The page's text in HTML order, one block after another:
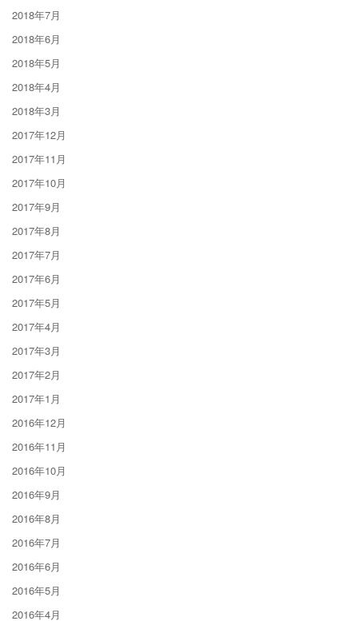
2018年7月
2018年6月
2018年5月
2018年4月
2018年3月
2017年12月
2017年11月
2017年10月
2017年9月
2017年8月
2017年7月
2017年6月
2017年5月
2017年4月
2017年3月
2017年2月
2017年1月
2016年12月
2016年11月
2016年10月
2016年9月
2016年8月
2016年7月
2016年6月
2016年5月
2016年4月